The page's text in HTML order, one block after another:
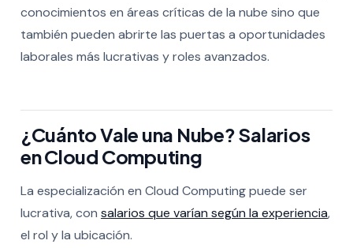
conocimientos en áreas críticas de la nube sino que
también pueden abrirte las puertas a oportunidades
laborales más lucrativas y roles avanzados.
¿Cuánto Vale una Nube? Salarios
en Cloud Computing
La especialización en Cloud Computing puede ser
lucrativa, con salarios que varían según la experiencia,
el rol y la ubicación.